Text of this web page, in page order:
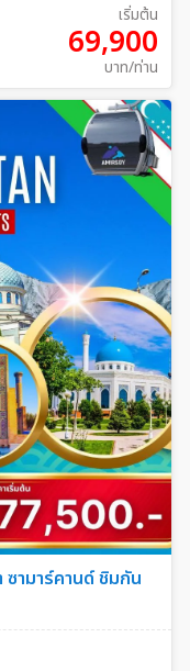
เริ่มต้น
69,900
บาท/ท่าน